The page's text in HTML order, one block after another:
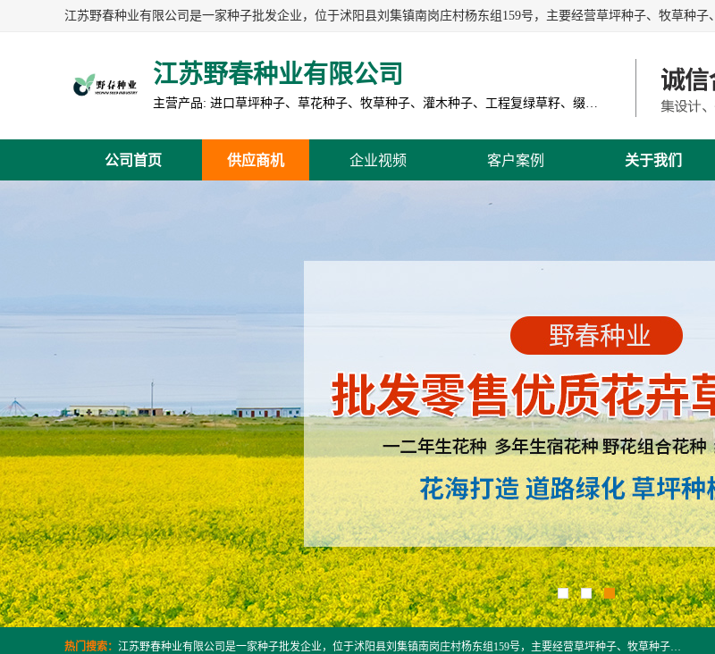
江苏野春种业有限公司
主营产品: 进口草坪种子、草花种子、牧草种子、灌木种子、工程复绿草籽、缀花组合种子
公司首页 供应商机 企业视频 客户案例 关于我们
热门搜索： 江苏野春种业有限公司是一家种子批发企业，位于沭阳县刘集镇南岗庄村杨东组159号，主要经营草坪种子、牧草种子、花草种子、复绿草种、绿化草籽、护坡草籽、绿肥种子、灌木种子、黑麦草种子、高羊茅种子、早熟禾种子、狗牙根种子、剪股颖种子等。